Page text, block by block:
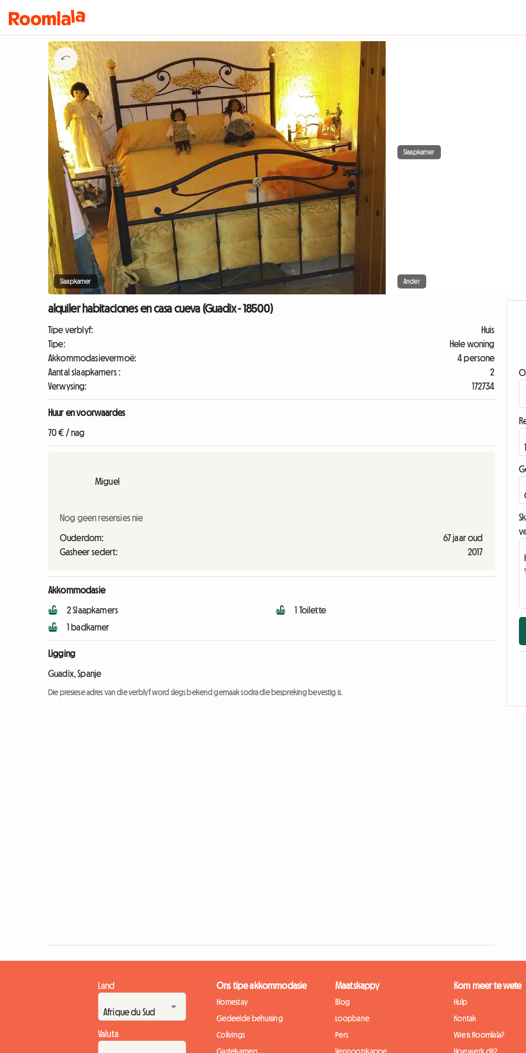
Slaapkamer
Slaapkamer
Ander
alquiler habitaciones en casa cueva (Guadix - 18500)
Tipe verblyf:
Huis
Tipe:
Hele woning
Akkommodasievermoë:
4 persone
Aantal slaapkamers :
2
Verwysing:
172734
Huur en voorwaardes
70 € / nag
Miguel
Nog geen resensies nie
Ouderdom:
67 jaar oud
Gasheer sedert:
2017
Akkommodasie
2 Slaapkamers
1 badkamer
1 Toilette
Ligging
Guadix, Spanje
Die presiese adres van die verblyf word slegs bekend gemaak sodra die bespreking bevestig is.
Land
Valuta
Ons tipe akkommodasie
Homestay
Gedeelde behuising
Colivings
Maatskappy
Blog
Loopbane
Pers
Kom meer te wete
Hulp
Kontak
Wie is Roomlala?